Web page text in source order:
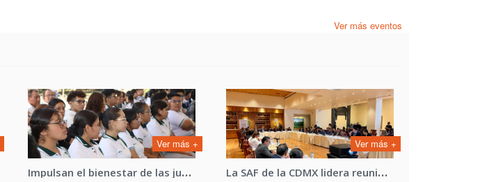
Ver más eventos
Ver más +
I
mpulsan el bienestar de las juventudes yucatecas a través de una iniciativa estatal
Ver más +
L
a SAF de la CDMX lidera reunión del Grupo de Trabajo Modernización e Innovación de los Registros y Catastro